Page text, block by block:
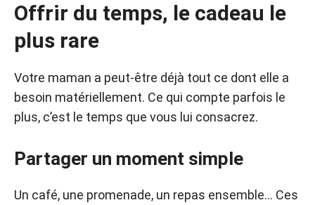
Offrir du temps, le cadeau le
plus rare
Votre maman a peut-être déjà tout ce dont elle a
besoin matériellement. Ce qui compte parfois le
plus, c’est le temps que vous lui consacrez.
Partager un moment simple
Un café, une promenade, un repas ensemble… Ces